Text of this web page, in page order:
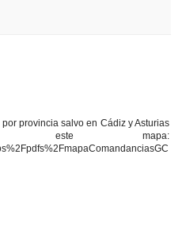
provincia salvo en Cádiz y Asturias
mapa: